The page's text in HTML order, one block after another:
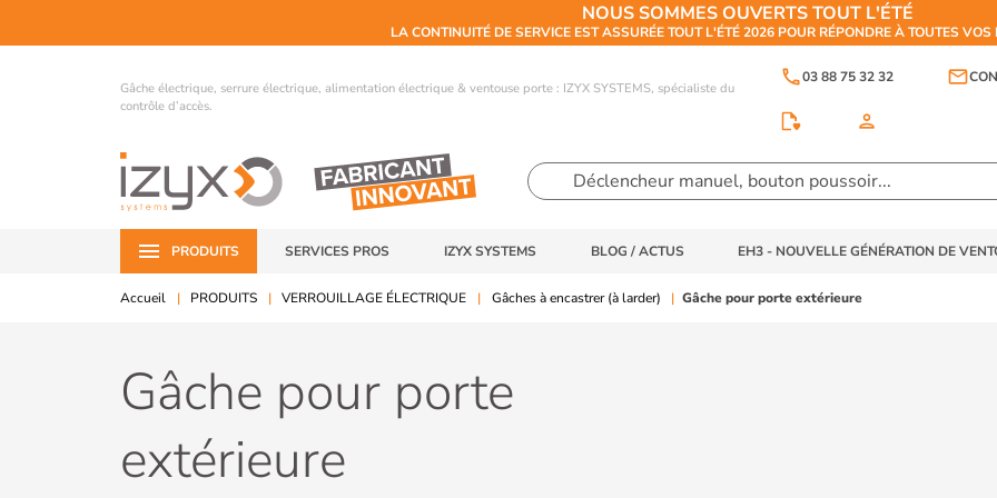
NOUS SOMMES OUVERTS TOUT L'ÉTÉ
LA CONTINUITÉ DE SERVICE EST ASSURÉE TOUT L'ÉTÉ 2026 POUR RÉPONDRE À TOUTES
Gâche électrique, serrure électrique, alimentation électrique & ventouse porte : IZYX SYSTEMS, spécialiste du
contrôle d’accès.
phone03 88 75 32 32 email
person
PRODUITS SERVICES PROS IZYX SYSTEMS BLOG / ACTUS EH3 - NOUVELLE GÉNÉRATION DE
Accueil PRODUITS VERROUILLAGE ÉLECTRIQUE Gâches à encastrer (à larder) Gâche pour porte extérieure
Gâche pour porte
extérieure